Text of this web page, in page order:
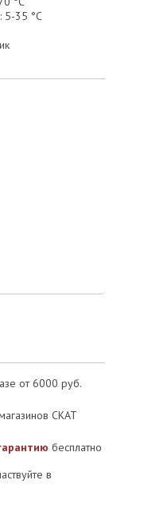
5-35 °С
от 6000 руб.
СКАТ
бесплатно
в